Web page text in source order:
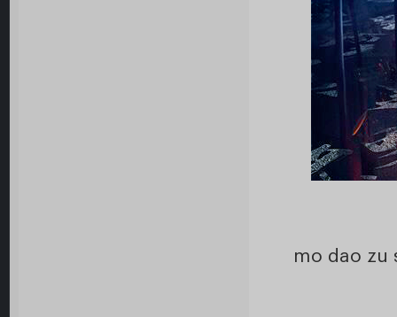
mo dao zu